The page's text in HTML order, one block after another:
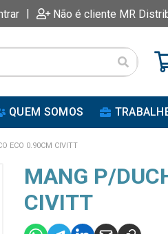
| Não é cliente MR
QUEM SOMOS
ECO 0.90CM CIVITT
MANG P/
CIVITT